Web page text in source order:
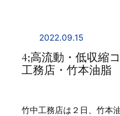
2022.09.15
4;高流動・低収縮
工務店・竹本油脂
竹中工務店は２日、竹本